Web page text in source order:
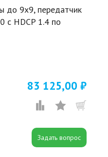
до 9х9, передатчик
с HDCP 1.4 по
83 125,00 ₽